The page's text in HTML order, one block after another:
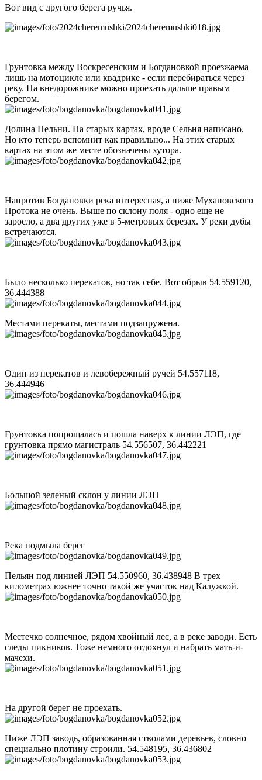
Вот вид с другого берега ручья.
Грунтовка между Воскресенским и Богдановкой проезжаема
лишь на мотоцикле или квадрике - если перебираться через
реку. На внедорожнике можно проехать дальше правым
берегом.
Долина Пельни. На старых картах, вроде Сельня написано.
Но кто теперь вспомнит как правильно... На этих старых
картах на этом же месте обозначены хутора.
Напротив Богдановки река интересная, а ниже Мухановского
Протока не очень. Выше по склону поля - одно еще не
заросло, а два других уже в 5-метровых березах. У реки дубы
встречаются.
Было несколько перекатов, но так себе. Вот обрыв 54.559120,
36.444388
Местами перекаты, местами подзапружена.
Один из перекатов и левобережный ручей 54.557118,
36.444946
Грунтовка попрощалась и пошла наверх к линии ЛЭП, где
грунтовка прямо магистраль 54.556507, 36.442221
Большой зеленый склон у линии ЛЭП
Река подмыла берег
Пельян под линией ЛЭП 54.550960, 36.438948 В трех
километрах южнее точно такой же участок над Калужкой.
Местечко солнечное, рядом хвойный лес, а в реке заводи. Есть
следы пикников. Тоже немного отдохнул и набрать мать-и-
мачехи.
На другой берег не проехать.
Ниже ЛЭП заводь, образованная стволами деревьев, словно
специально плотину строили. 54.548195, 36.436802